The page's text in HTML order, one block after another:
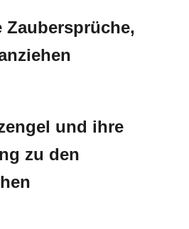
Zaubersprüche,
und ihre
zu den